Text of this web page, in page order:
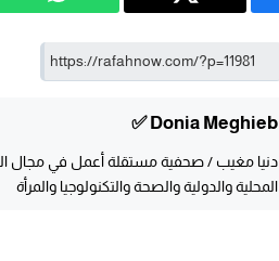
Donia Meghieb ✅
دنيا مغيب / صحفية مستقلة أعمل في مجال
المحلية والدولية والصحة والتكنولوجيا والمرأة